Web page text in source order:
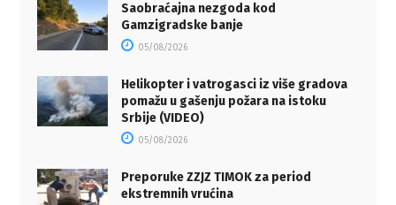
Saobraćajna nezgoda kod
Gamzigradske banje
05/08/2026
Helikopter i vatrogasci iz više gradova
pomažu u gašenju požara na istoku
Srbije (VIDEO)
05/08/2026
Preporuke ZZJZ TIMOK za period
ekstremnih vrućina